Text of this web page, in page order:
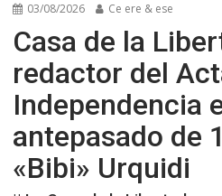
03/08/2026 Ce ere & ese
Casa de la
redactor del
Independencia
antepasado de
«Bibi» Urquidi